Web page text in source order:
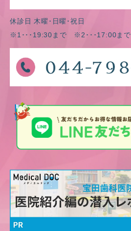
休診日 木曜･日曜･祝日
※1･･･19:30まで ※2･･･17:00まで